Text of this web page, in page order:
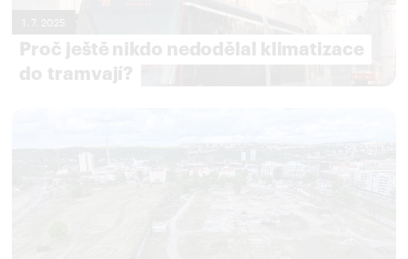
Proč ještě nikdo nedodělal klimatizace
do tramvají?
1. 7. 2025